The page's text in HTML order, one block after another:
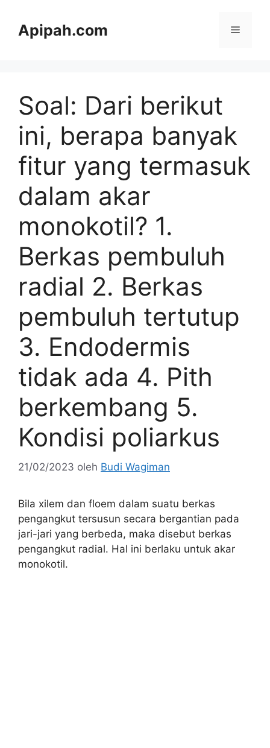
Apipah.com Menu
Soal: Dari berikut
ini, berapa banyak
fitur yang termasuk
dalam akar
monokotil? 1.
Berkas pembuluh
radial 2. Berkas
pembuluh tertutup
3. Endodermis
tidak ada 4. Pith
berkembang 5.
Kondisi poliarkus
21/02/2023 oleh Budi Wagiman
Bila xilem dan floem dalam suatu berkas
pengangkut tersusun secara bergantian pada
jari-jari yang berbeda, maka disebut berkas
pengangkut radial. Hal ini berlaku untuk akar
monokotil.